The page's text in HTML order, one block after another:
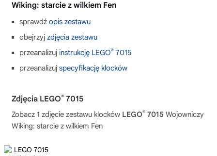
Wiking: starcie z wilkiem Fen
sprawdź opis zestawu
obejrzyj zdjęcia zestawu
przeanalizuj instrukcję LEGO® 7015
przeanalizuj specyfikację klocków
Zdjęcia LEGO® 7015
Zobacz 1 zdjęcie zestawu klocków LEGO® 7015 Wojowniczy
Wiking: starcie z wilkiem Fen